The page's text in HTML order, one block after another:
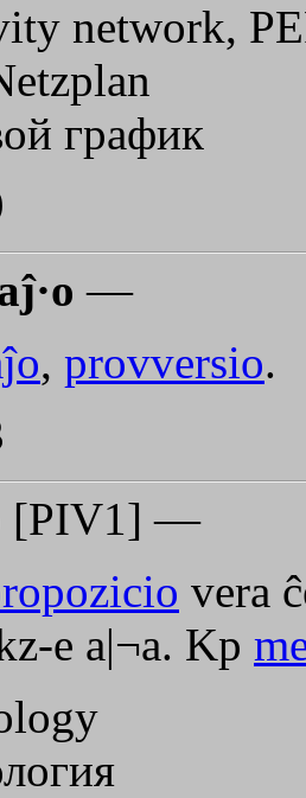
network,
график
—
, provversio.
[PIV1] —
vera
e a|¬a. Kp